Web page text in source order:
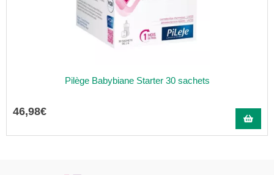
Pilège Babybiane Starter 30 sachets
46,98€